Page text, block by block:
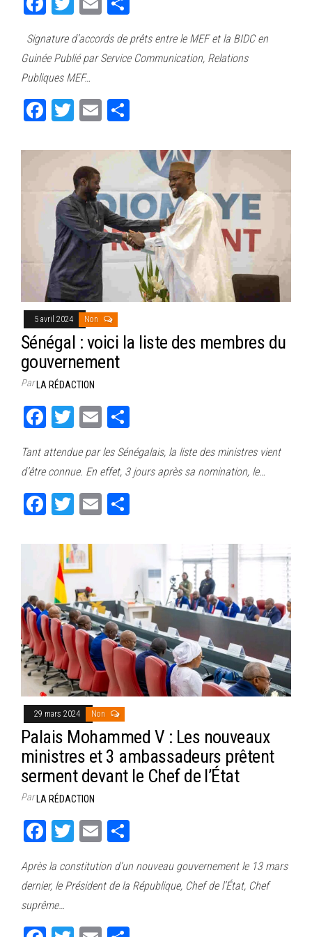
bo
ok
tt
er
ail ag
er
Signature d’accords de prêts entre le MEF et la BIDC en
Guinée Publié par Service Communication, Relations
Publiques MEF…
Fa
bo
T
tt
er
E
ail ag
er
5 avril 2024 Non
Sénégal : voici la liste des membres du
gouvernement
ParLA RÉDACTION
Fa
bo
ok
T
tt
er
E
ail ag
er
Tant attendue par les Sénégalais, la liste des ministres vient
d’être connue. En effet, 3 jours après sa nomination, le…
Fa
bo
ok
T
tt
er
E
er
29 mars 2024 Non
Palais Mohammed V : Les nouveaux
ministres et 3 ambassadeurs prêtent
serment devant le Chef de l’État
ParLA RÉDACTION
Fa
bo
ok
T
tt
er
E
ail ag
er
Après la constitution d’un nouveau gouvernement le 13 mars
dernier, le Président de la République, Chef de l’État, Chef
suprême…